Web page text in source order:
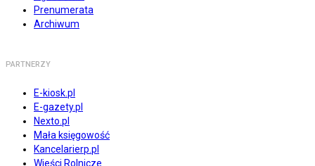
Prenumerata
Archiwum
PARTNERZY
E-kiosk.pl
E-gazety.pl
Nexto.pl
Mała księgowość
Kancelarierp.pl
Wieści Rolnicze